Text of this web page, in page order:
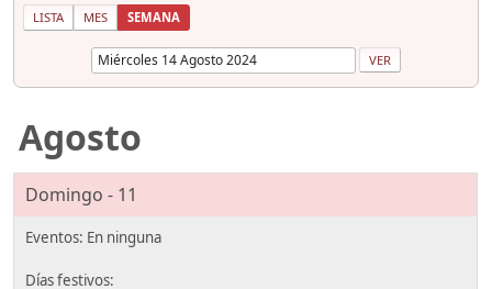
LISTA MES SEMANA
Agosto
Domingo - 11